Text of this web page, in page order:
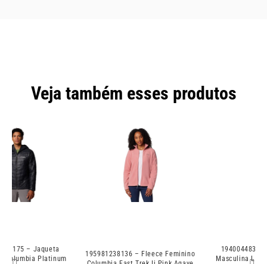
Veja também esses produtos
195981238136 – Fleece Feminino
194004483072 – Jaqueta
Masculina Labyrinth Hooded